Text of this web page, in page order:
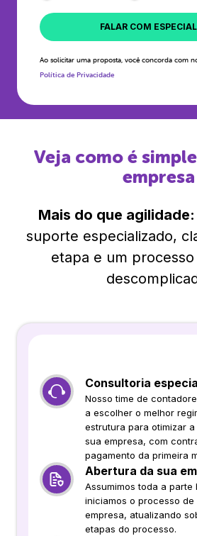
FALAR COM
Ao solicitar uma proposta, você concorda com
Política de Privacidade
Veja como é
empresa
Mais do que agilidade:
suporte especializado,
etapa e um
Consultoria
Nosso time de
a escolher o melhor
estrutura para otimizar
sua empresa, com
pagamento da primeira
Abertura da sua
Assumimos toda a
iniciamos o processo
empresa, atualizando
etapas do processo.